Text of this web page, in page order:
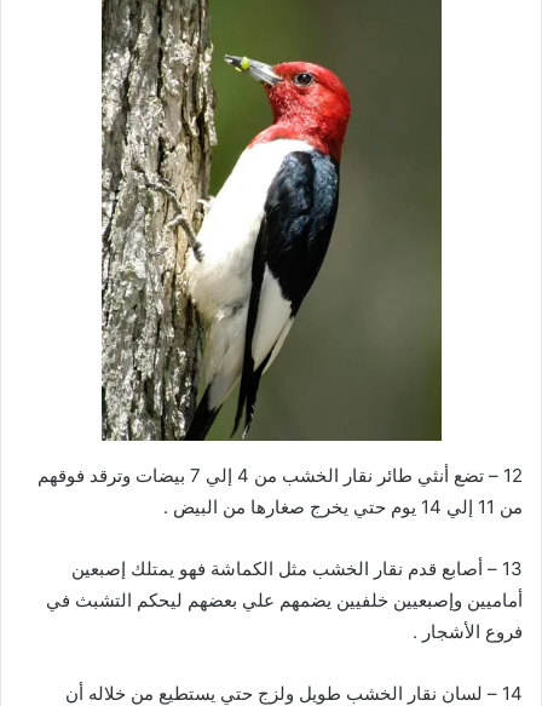
12 – تضع أنثي طائر نقار الخشب من 4 إلي 7 بيضات وترقد فوقهم
من 11 إلي 14 يوم حتي يخرج صغارها من البيض .
13 – أصابع قدم نقار الخشب مثل الكماشة فهو يمتلك إصبعين
أماميين وإصبعيين خلفيين يضمهم علي بعضهم ليحكم التشبث في
فروع الأشجار .
14 – لسان نقار الخشب طويل ولزج حتي يستطيع من خلاله أن